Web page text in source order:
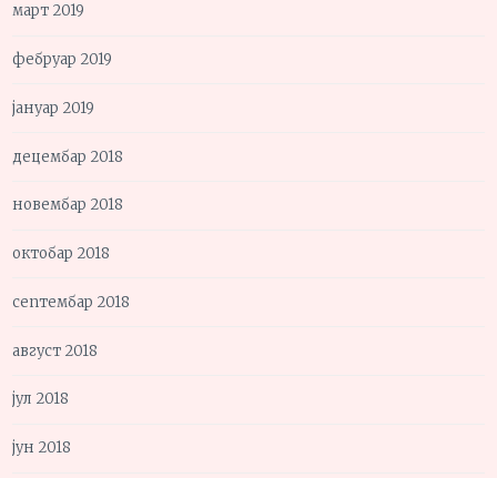
март 2019
фебруар 2019
јануар 2019
децембар 2018
новембар 2018
октобар 2018
септембар 2018
август 2018
јул 2018
јун 2018